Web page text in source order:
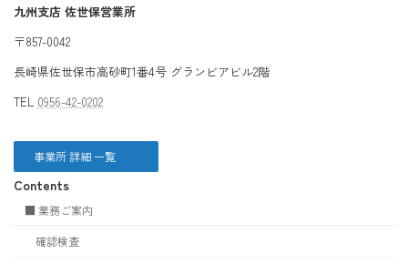
九州支店 佐世保営業所
〒857-0042
長崎県佐世保市高砂町1番4号 グランビアビル2階
TEL 0956-42-0202
事業所 詳細 一覧
Contents
■ 業務ご案内
確認検査